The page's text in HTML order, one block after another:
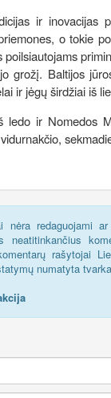
ir inovacijas
o tokie
grožį. Baltijos
ir jėgų širdžiai iš
ledo ir Nomedos
nėra redaguojami
neatitinkančius
rašytojai
numatyta